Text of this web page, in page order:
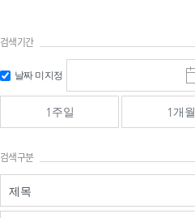
검색기간
날짜 미지정
시
작
일
선
1주일 1개월
검색구분
제목